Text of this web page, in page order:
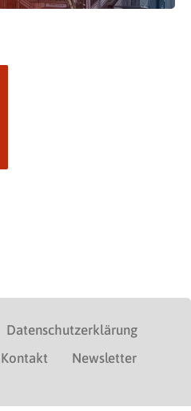
Datenschutzerklärung
Kontakt Newsletter